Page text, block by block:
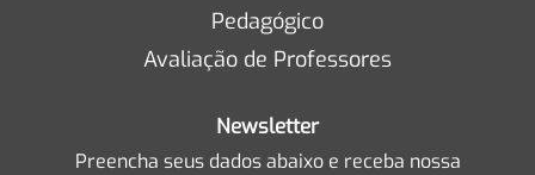
Pedagógico
Avaliação de Professores
Newsletter
Preencha seus dados abaixo e receba nossa